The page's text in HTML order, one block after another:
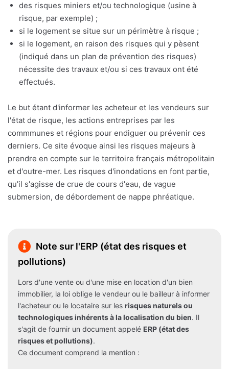
des risques miniers et/ou technologique (usine à
risque, par exemple) ;
si le logement se situe sur un périmètre à risque ;
si le logement, en raison des risques qui y pèsent
(indiqué dans un plan de prévention des risques)
nécessite des travaux et/ou si ces travaux ont été
effectués.
Le but étant d'informer les acheteur et les vendeurs sur
l'état de risque, les actions entreprises par les
commmunes et régions pour endiguer ou prévenir ces
derniers. Ce site évoque ainsi les risques majeurs à
prendre en compte sur le territoire français métropolitain
et d'outre-mer. Les risques d'inondations en font partie,
qu'il s'agisse de crue de cours d'eau, de vague
submersion, de débordement de nappe phréatique.
Note sur l'ERP (état des risques et
pollutions)
Lors d'une vente ou d'une mise en location d'un bien
immobilier, la loi oblige le vendeur ou le bailleur à informer
l'acheteur ou le locataire sur les risques naturels ou
technologiques inhérents à la localisation du bien. Il
s'agit de fournir un document appelé ERP (état des
risques et pollutions).
Ce document comprend la mention :